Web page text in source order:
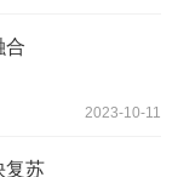
合
2023-10-11
复苏